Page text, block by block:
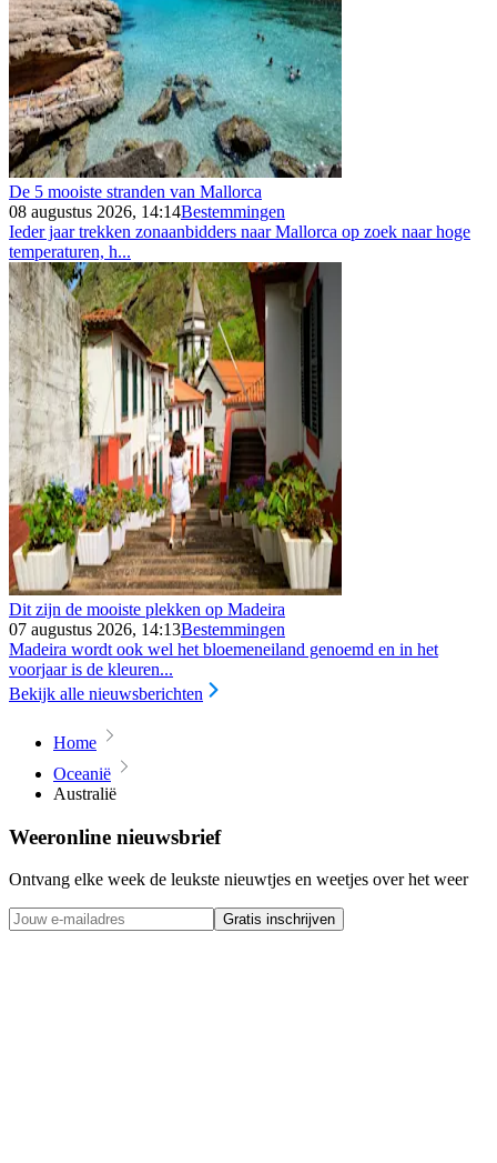
De 5 mooiste stranden van Mallorca
08 augustus 2026, 14:14Bestemmingen
Ieder jaar trekken zonaanbidders naar Mallorca op zoek naar hoge
temperaturen, h...
Dit zijn de mooiste plekken op Madeira
07 augustus 2026, 14:13Bestemmingen
Madeira wordt ook wel het bloemeneiland genoemd en in het
voorjaar is de kleuren...
Bekijk alle nieuwsberichten
Home
Oceanië
Australië
Weeronline nieuwsbrief
Ontvang elke week de leukste nieuwtjes en weetjes over het weer
Gratis inschrijven